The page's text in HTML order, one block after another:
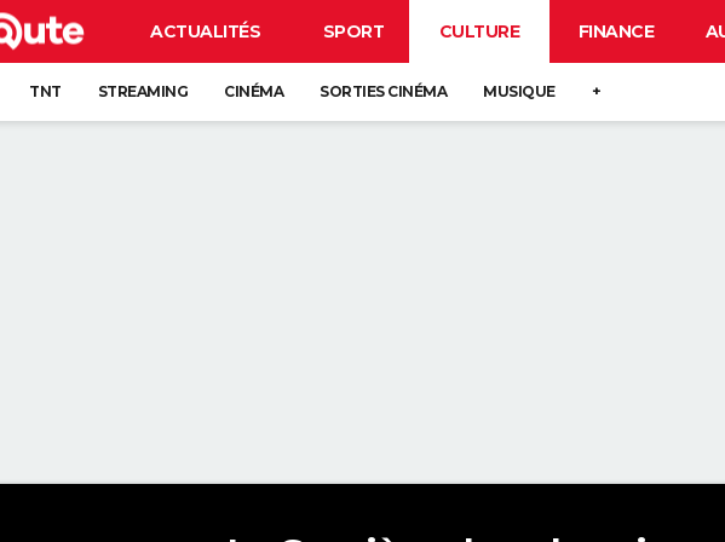
ACTUALITÉS SPORT CULTURE FINANCE
TNT STREAMING CINÉMA SORTIES CINÉMA MUSIQUE +